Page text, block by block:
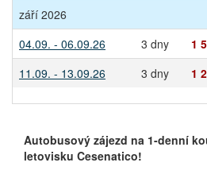
září 2026
04.09. - 06.09.26
3 dny 1
11.09. - 13.09.26 3 dny 1
Autobusový zájezd na 1-denní
letovisku Cesenatico!